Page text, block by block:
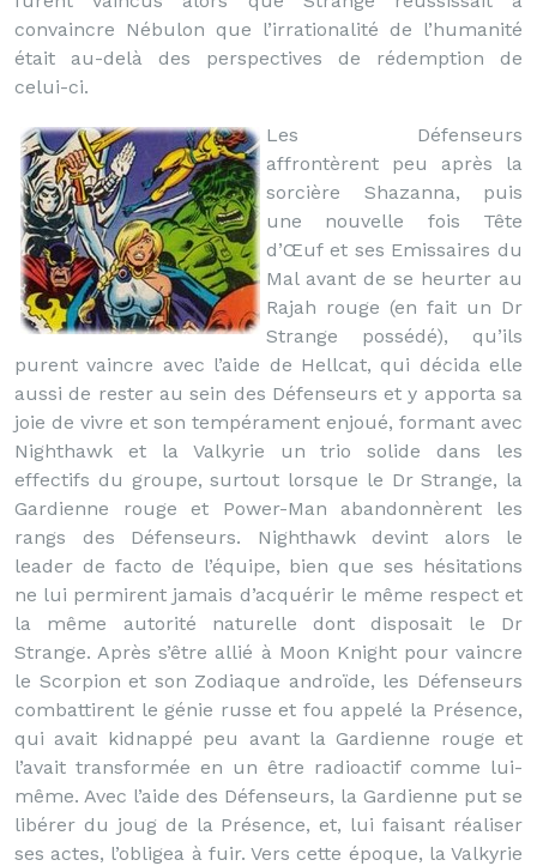
convaincre Nébulon que l’irrationalité de l’humanité
était au-delà des perspectives de rédemption de
celui-ci.
Les Défenseurs
affrontèrent peu après la
sorcière Shazanna, puis
une nouvelle fois Tête
d’Œuf et ses Emissaires du
Mal avant de se heurter au
Rajah rouge (en fait un Dr
Strange possédé), qu’ils
purent vaincre avec l’aide de Hellcat, qui décida elle
aussi de rester au sein des Défenseurs et y apporta sa
joie de vivre et son tempérament enjoué, formant avec
Nighthawk et la Valkyrie un trio solide dans les
effectifs du groupe, surtout lorsque le Dr Strange, la
Gardienne rouge et Power-Man abandonnèrent les
rangs des Défenseurs. Nighthawk devint alors le
leader de facto de l’équipe, bien que ses hésitations
ne lui permirent jamais d’acquérir le même respect et
la même autorité naturelle dont disposait le Dr
Strange. Après s’être allié à Moon Knight pour vaincre
le Scorpion et son Zodiaque androïde, les Défenseurs
combattirent le génie russe et fou appelé la Présence,
qui avait kidnappé peu avant la Gardienne rouge et
l’avait transformée en un être radioactif comme lui-
même. Avec l’aide des Défenseurs, la Gardienne put se
libérer du joug de la Présence, et, lui faisant réaliser
ses actes, l’obligea à fuir. Vers cette époque, la Valkyrie